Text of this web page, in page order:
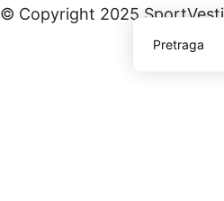
© Copyright 2025